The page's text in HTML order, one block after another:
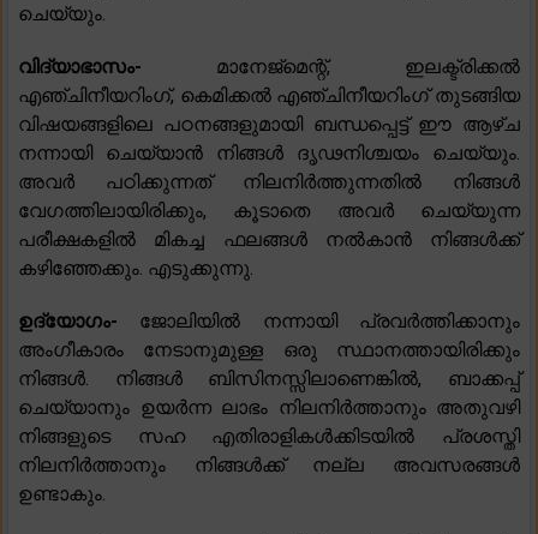
ചെയ്യും.
വിദ്യാഭാസം- മാനേജ്‌മെന്റ്, ഇലക്ട്രിക്കൽ
എഞ്ചിനീയറിംഗ്, കെമിക്കൽ എഞ്ചിനീയറിംഗ് തുടങ്ങിയ
വിഷയങ്ങളിലെ പഠനങ്ങളുമായി ബന്ധപ്പെട്ട് ഈ ആഴ്ച
നന്നായി ചെയ്യാൻ നിങ്ങൾ ദൃഢനിശ്ചയം ചെയ്യും.
അവർ പഠിക്കുന്നത് നിലനിർത്തുന്നതിൽ നിങ്ങൾ
വേഗത്തിലായിരിക്കും, കൂടാതെ അവർ ചെയ്യുന്ന
പരീക്ഷകളിൽ മികച്ച ഫലങ്ങൾ നൽകാൻ നിങ്ങൾക്ക്
കഴിഞ്ഞേക്കും. എടുക്കുന്നു.
ഉദ്യോഗം- ജോലിയിൽ നന്നായി പ്രവർത്തിക്കാനും
അംഗീകാരം നേടാനുമുള്ള ഒരു സ്ഥാനത്തായിരിക്കും
നിങ്ങൾ. നിങ്ങൾ ബിസിനസ്സിലാണെങ്കിൽ, ബാക്കപ്പ്
ചെയ്യാനും ഉയർന്ന ലാഭം നിലനിർത്താനും അതുവഴി
നിങ്ങളുടെ സഹ എതിരാളികൾക്കിടയിൽ പ്രശസ്തി
നിലനിർത്താനും നിങ്ങൾക്ക് നല്ല അവസരങ്ങൾ
ഉണ്ടാകും.